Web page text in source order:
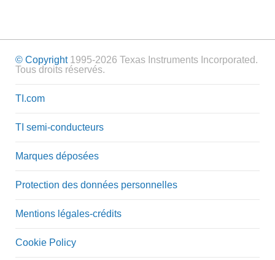
© Copyright1995-2026 Texas Instruments Incorporated.
Tous droits réservés.
TI.com
TI semi-conducteurs
Marques déposées
Protection des données personnelles
Mentions légales-crédits
Cookie Policy